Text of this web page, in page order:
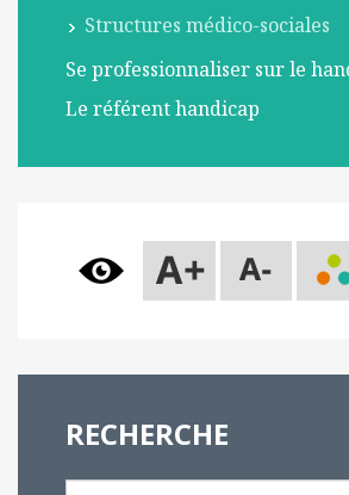
Structures médico-sociales
Se professionnaliser sur le
Le référent handicap
RECHERCHE